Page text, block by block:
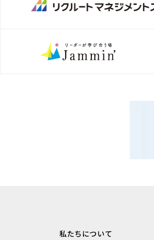
私たちについて